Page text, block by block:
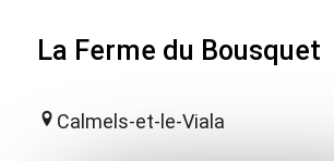
La Ferme du Bousquet
Calmels-et-le-Viala